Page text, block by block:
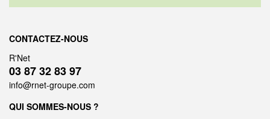
CONTACTEZ-NOUS
R'Net
03 87 32 83 97
info@rnet-groupe.com
QUI SOMMES-NOUS ?